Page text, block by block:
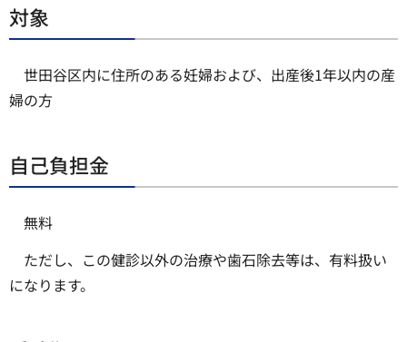
対象
世田谷区内に住所のある妊婦および、出産後1年以内の産
婦の方
自己負担金
無料
ただし、この健診以外の治療や歯石除去等は、有料扱い
になります。